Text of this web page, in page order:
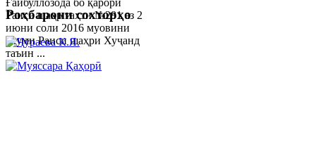
Ғайбуллозода бо қарори
Раиси шаҳр таҳти №281 аз 2
июни соли 2016 муовини
якуми Раиси шаҳри Хуҷанд
таъин ...
Роҳбарони сохторҳо